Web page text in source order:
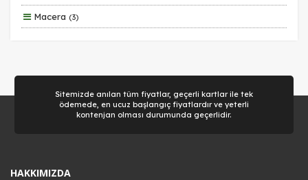
Macera (3)
Sitemizde anılan tüm fiyatlar, geçerli kartlar ile tek
ödemede, en ucuz başlangıç fiyatlardır ve yeterli
kontenjan olması durumunda geçerlidir.
HAKKIMIZDA